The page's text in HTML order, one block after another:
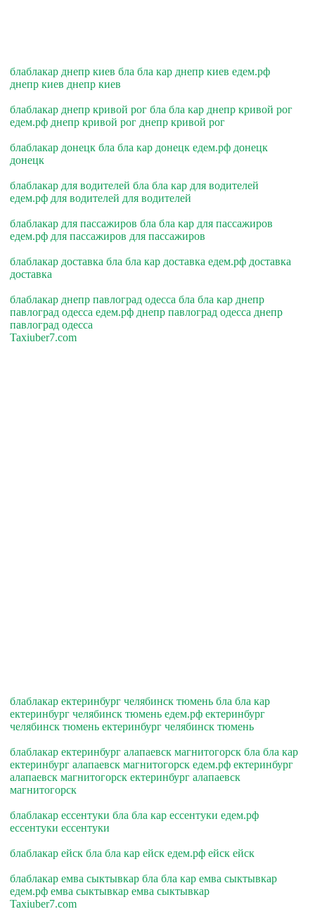
блаблакар днепр киев бла бла кар днепр киев едем.рф
днепр киев днепр киев
блаблакар днепр кривой рог бла бла кар днепр кривой рог
едем.рф днепр кривой рог днепр кривой рог
блаблакар донецк бла бла кар донецк едем.рф донецк
донецк
блаблакар для водителей бла бла кар для водителей
едем.рф для водителей для водителей
блаблакар для пассажиров бла бла кар для пассажиров
едем.рф для пассажиров для пассажиров
блаблакар доставка бла бла кар доставка едем.рф доставка
доставка
блаблакар днепр павлоград одесса бла бла кар днепр
павлоград одесса едем.рф днепр павлоград одесса днепр
павлоград одесса
Taxiuber7.com
блаблакар ектеринбург челябинск тюмень бла бла кар
ектеринбург челябинск тюмень едем.рф ектеринбург
челябинск тюмень ектеринбург челябинск тюмень
блаблакар ектеринбург алапаевск магнитогорск бла бла кар
ектеринбург алапаевск магнитогорск едем.рф ектеринбург
алапаевск магнитогорск ектеринбург алапаевск
магнитогорск
блаблакар ессентуки бла бла кар ессентуки едем.рф
ессентуки ессентуки
блаблакар ейск бла бла кар ейск едем.рф ейск ейск
блаблакар емва сыктывкар бла бла кар емва сыктывкар
едем.рф емва сыктывкар емва сыктывкар
Taxiuber7.com